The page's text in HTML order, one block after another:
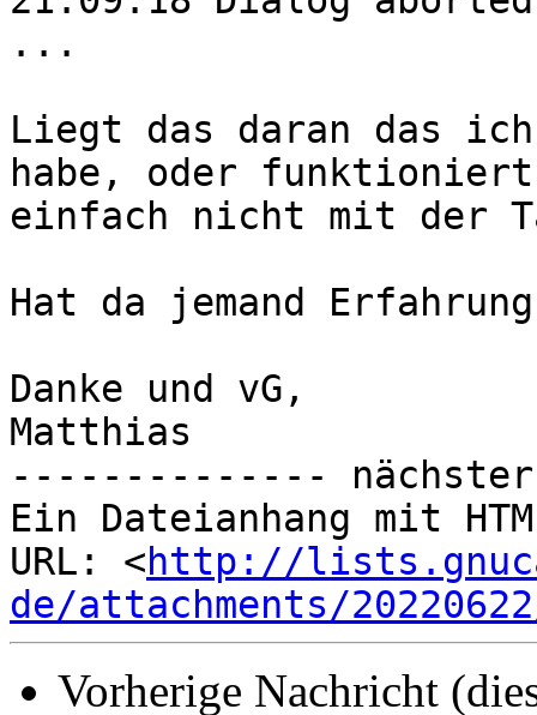
...
Liegt das daran das
habe, oder
einfach nicht mit der
Hat da jemand
Danke und vG,
Matthias
--------------
Ein Dateianhang mit
URL: <http://
de/attachments/
Vorherige Nachricht